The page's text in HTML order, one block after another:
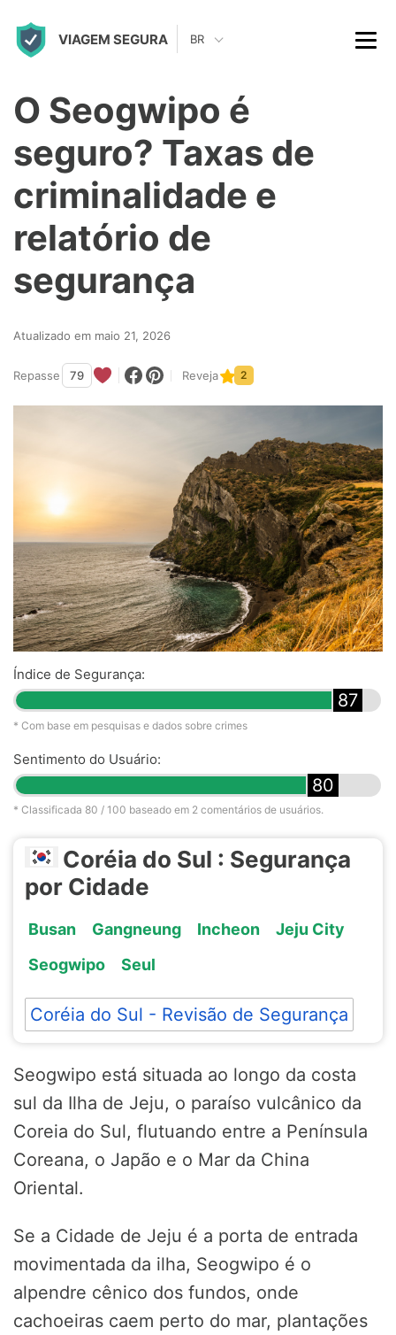
VIAGEM SEGURA BR
O Seogwipo é
seguro? Taxas de
criminalidade e
relatório de
segurança
Atualizado em maio 21, 2026
Repasse 79 Reveja 2
Índice de Segurança:
87
* Com base em pesquisas e dados sobre crimes
Sentimento do Usuário:
80
* Classificada 80 / 100 baseado em 2 comentários de usuários.
Coréia do Sul : Segurança
por Cidade
Busan Gangneung Incheon
Jeju City
Seogwipo
Seul
Coréia do Sul - Revisão de Segurança
Seogwipo está situada ao longo da costa
sul da Ilha de Jeju, o paraíso vulcânico da
Coreia do Sul, flutuando entre a Península
Coreana, o Japão e o Mar da China
Oriental.
Se a Cidade de Jeju é a porta de entrada
movimentada da ilha, Seogwipo é o
alpendre cênico dos fundos, onde
cachoeiras caem perto do mar, plantações